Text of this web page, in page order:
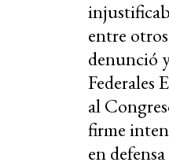
entre
denunció
Federales
al
firme
en